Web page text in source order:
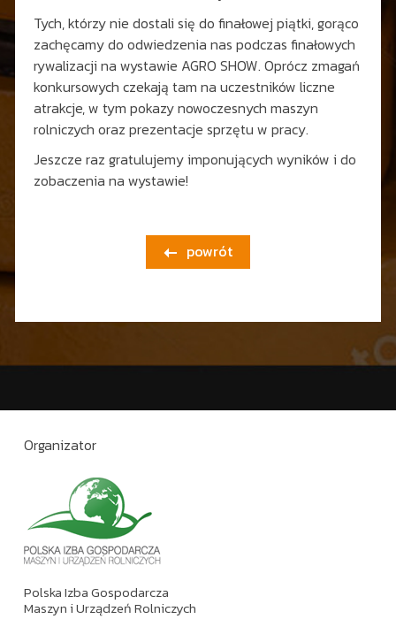
Tych, którzy nie dostali się do finałowej piątki, gorąco
zachęcamy do odwiedzenia nas podczas finałowych
rywalizacji na wystawie AGRO SHOW. Oprócz zmagań
konkursowych czekają tam na uczestników liczne
atrakcje, w tym pokazy nowoczesnych maszyn
rolniczych oraz prezentacje sprzętu w pracy.
Jeszcze raz gratulujemy imponujących wyników i do
zobaczenia na wystawie!
 powrót
Organizator
Polska Izba Gospodarcza
Maszyn i Urządzeń Rolniczych